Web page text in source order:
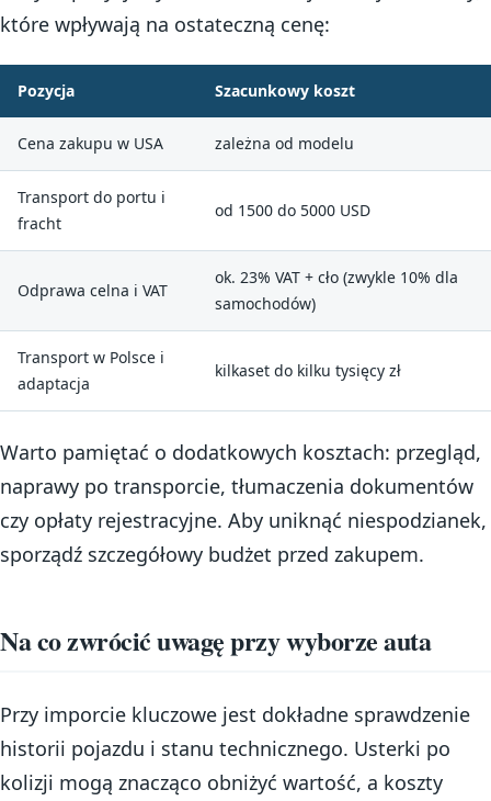
które wpływają na ostateczną cenę:
Pozycja Szacunkowy koszt
Cena zakupu w USA zależna od modelu
Transport do portu i
fracht
od 1500 do 5000 USD
Odprawa celna i VAT
ok. 23% VAT + cło (zwykle 10% dla
samochodów)
Transport w Polsce i
adaptacja
kilkaset do kilku tysięcy zł
Warto pamiętać o dodatkowych kosztach: przegląd,
naprawy po transporcie, tłumaczenia dokumentów
czy opłaty rejestracyjne. Aby uniknąć niespodzianek,
sporządź szczegółowy budżet przed zakupem.
Na co zwrócić uwagę przy wyborze auta
Przy imporcie kluczowe jest dokładne sprawdzenie
historii pojazdu i stanu technicznego. Usterki po
kolizji mogą znacząco obniżyć wartość, a koszty